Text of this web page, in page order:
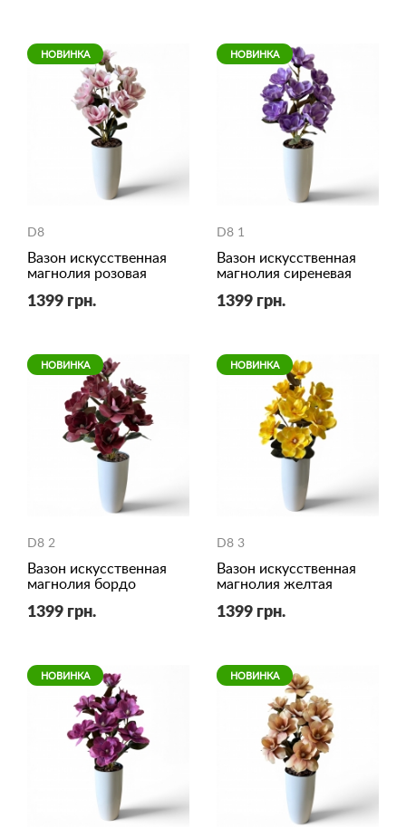
НОВИНКА
D8
Вазон искусственная
магнолия розовая
1399 грн.
НОВИНКА
D8 1
Вазон искусственная
магнолия сиреневая
1399 грн.
НОВИНКА
D8 2
Вазон искусственная
магнолия бордо
1399 грн.
НОВИНКА
D8 3
Вазон искусственная
магнолия желтая
1399 грн.
НОВИНКА НОВИНКА